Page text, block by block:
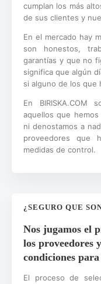
cumplan los más
de sus clientes y
En el mercado hay
son honestos,
garantías y que no
significa que algún
si alguno de los que
En
aquellos que
ni denostamos a
proveedores que
medidas de control.
¿SEGURO QUE
Nos jugamos el
los proveedores
condiciones
El proceso de